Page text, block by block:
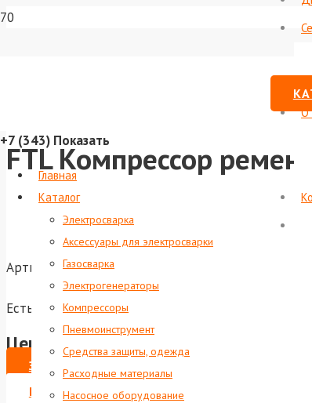
О
+7 (343) Показать
Главная
Каталог
Электросварка
Аксессуары для электросварки
Газосварка
Электрогенераторы
Компрессоры
Пневмоинструмент
Средства защиты, одежда
Расходные материалы
Насосное оборудование
FTL Компрессор
Артикул: foxweld-9007
Есть в наличии
Цена по запросу
ЗАКАЗАТЬ
ВЫПИСАТЬ СЧЕТ НА ЮР. ЛИЦО